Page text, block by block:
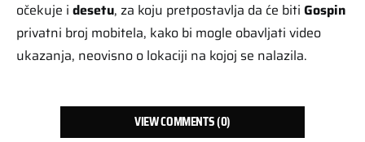
očekuje i desetu, za koju pretpostavlja da će biti Gospin
privatni broj mobitela, kako bi mogle obavljati video
ukazanja, neovisno o lokaciji na kojoj se nalazila.
VIEW COMMENTS (0)